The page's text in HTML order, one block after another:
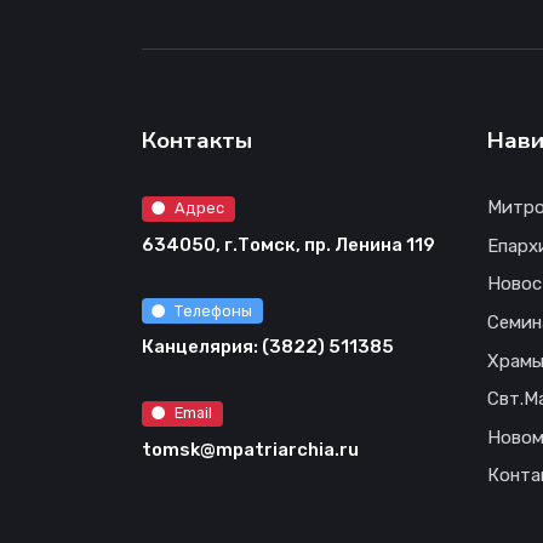
Контакты
Адрес
634050, г.Томск, пр. Ленина 119
Телефоны
Канцелярия: (3822) 511385
Email
tomsk@mpatriarchia.ru
Храмы